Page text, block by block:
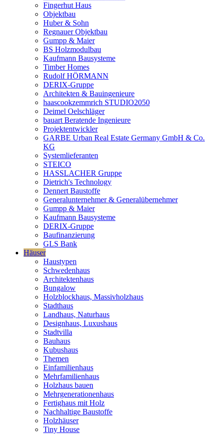
Fingerhut Haus
Objektbau
Huber & Sohn
Regnauer Objektbau
Gumpp & Maier
BS Holzmodulbau
Kaufmann Bausysteme
Timber Homes
Rudolf HÖRMANN
DERIX-Gruppe
Architekten & Bauingenieure
haascookzemmrich STUDIO2050
Deimel Oelschläger
bauart Beratende Ingenieure
Projektentwickler
GARBE Urban Real Estate Germany GmbH & Co.
KG
Systemlieferanten
STEICO
HASSLACHER Gruppe
Dietrich's Technology
Dennert Baustoffe
Generalunternehmer & Generalübernehmer
Gumpp & Maier
Kaufmann Bausysteme
DERIX-Gruppe
Baufinanzierung
GLS Bank
Häuser
Haustypen
Schwedenhaus
Architektenhaus
Bungalow
Holzblockhaus, Massivholzhaus
Stadthaus
Landhaus, Naturhaus
Designhaus, Luxushaus
Stadtvilla
Bauhaus
Kubushaus
Themen
Einfamilienhaus
Mehrfamilienhaus
Holzhaus bauen
Mehrgenerationenhaus
Fertighaus mit Holz
Nachhaltige Baustoffe
Holzhäuser
Tiny House